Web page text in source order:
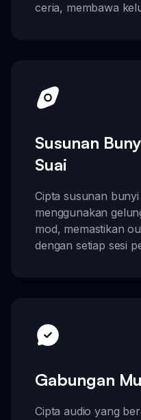
ceria, membawa
Susunan
Suai
Cipta susunan
menggunakan
mod, memastikan
dengan setiap sesi
Gabungan
Cipta audio yang